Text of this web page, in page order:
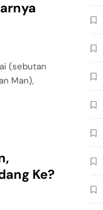
(sebutan
Man),
Ke?